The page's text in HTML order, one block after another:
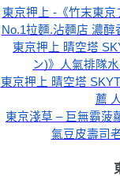
東京押上 -《竹末東
No.1拉麵.沾麵店 濃
東京押上 晴空塔
ン)》人氣排隊
東京押上 晴空塔
薦
東京淺草 – 巨無霸菠
氣豆皮壽司